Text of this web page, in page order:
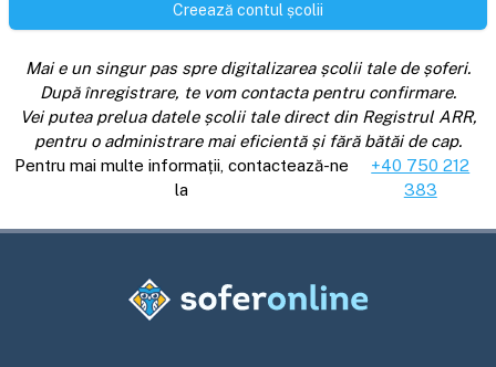
Creează contul școlii
Mai e un singur pas spre digitalizarea școlii tale de șoferi.
După înregistrare, te vom contacta pentru confirmare.
Vei putea prelua datele școlii tale direct din Registrul ARR,
pentru o administrare mai eficientă și fără bătăi de cap.
Pentru mai multe informații, contactează-ne
la
+40 750 212
383